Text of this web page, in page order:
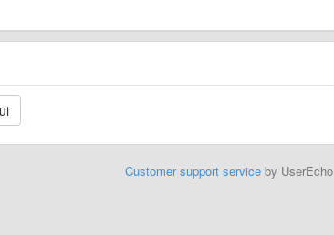
Customer support serviceby UserEcho